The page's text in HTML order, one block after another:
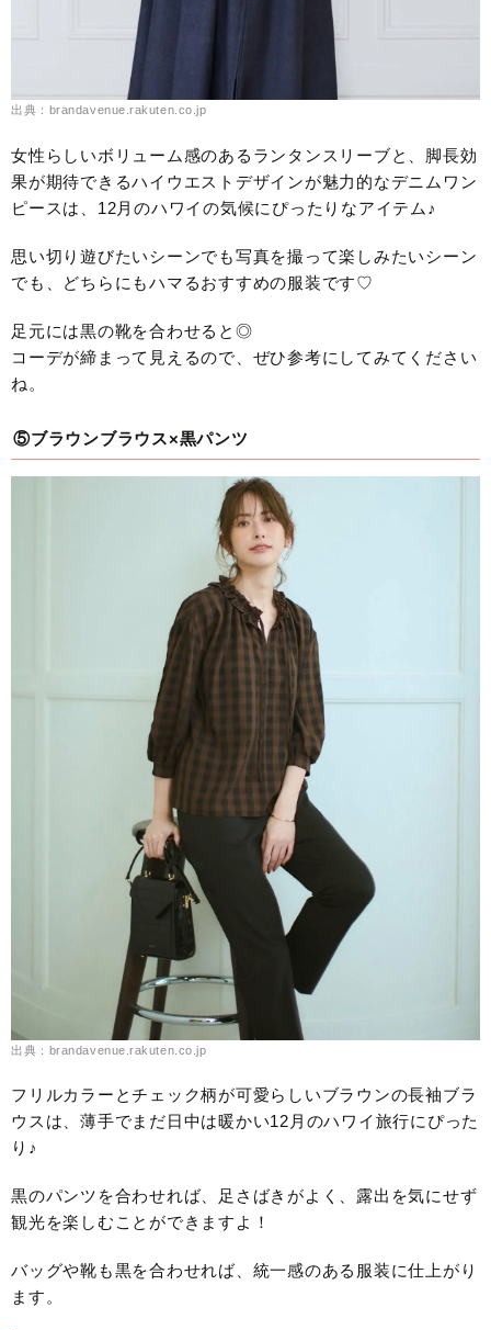
出典：brandavenue.rakuten.co.jp
女性らしいボリューム感のあるランタンスリーブと、脚長効
果が期待できるハイウエストデザインが魅力的なデニムワン
ピースは、12月のハワイの気候にぴったりなアイテム♪
思い切り遊びたいシーンでも写真を撮って楽しみたいシーン
でも、どちらにもハマるおすすめの服装です♡
足元には黒の靴を合わせると◎
コーデが締まって見えるので、ぜひ参考にしてみてください
ね。
⑤ブラウンブラウス×黒パンツ
出典：brandavenue.rakuten.co.jp
フリルカラーとチェック柄が可愛らしいブラウンの長袖ブラ
ウスは、薄手でまだ日中は暖かい12月のハワイ旅行にぴった
り♪
黒のパンツを合わせれば、足さばきがよく、露出を気にせず
観光を楽しむことができますよ！
バッグや靴も黒を合わせれば、統一感のある服装に仕上がり
ます。